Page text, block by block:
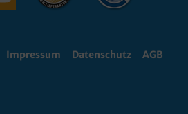
Impressum
Datenschutz AGB